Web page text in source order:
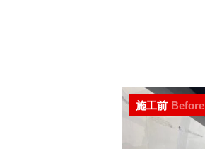
施工前 Before